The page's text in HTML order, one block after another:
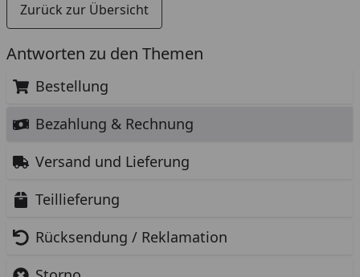
Antworten zu den Themen
Bestellung
Bezahlung & Rechnung
Versand und Lieferung
Teillieferung
Rücksendung / Reklamation
Zurück zur Übersicht